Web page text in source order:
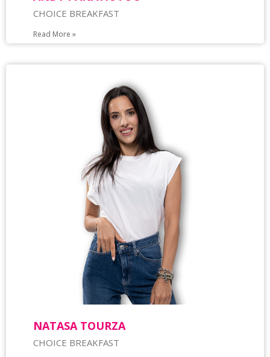
CHOICE BREAKFAST
Read More »
NATASA TOURZA
CHOICE BREAKFAST